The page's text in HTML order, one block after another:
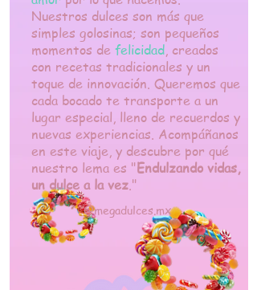
Nuestros dulces son más que
simples golosinas; son pequeños
momentos de felicidad, creados
con recetas tradicionales y un
toque de innovación. Queremos que
cada bocado te transporte a un
lugar especial, lleno de recuerdos y
nuevas experiencias. Acompáñanos
en este viaje, y descubre por qué
nuestro lema es "Endulzando vidas,
un dulce a la vez."
@megadulces.mx